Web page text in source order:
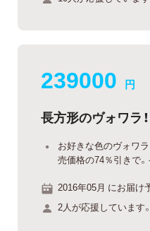
239000 円
長方形のヴォワラ
お好きな色のヴォワ
売価格の74％引きで
2016年05月 にお届け
2人が応援しています。